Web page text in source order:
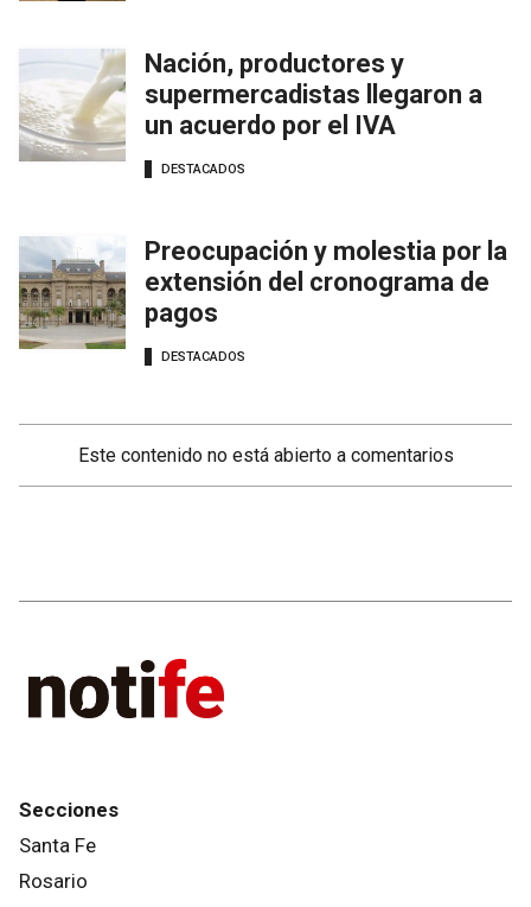
Nación, productores y
supermercadistas llegaron a
un acuerdo por el IVA
DESTACADOS
Preocupación y molestia por la
extensión del cronograma de
pagos
DESTACADOS
Este contenido no está abierto a comentarios
Secciones
Santa Fe
Rosario